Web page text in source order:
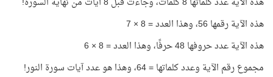
هذه الآية رقمها 56، وهذا العدد = 8 × 7
هذه الآية عدد حروفها 48 حرفًا، وهذا العدد = 8 × 6
مجموع رقم الآية وعدد كلماتها = 64، وهذا هو عدد آيات سورة النور!